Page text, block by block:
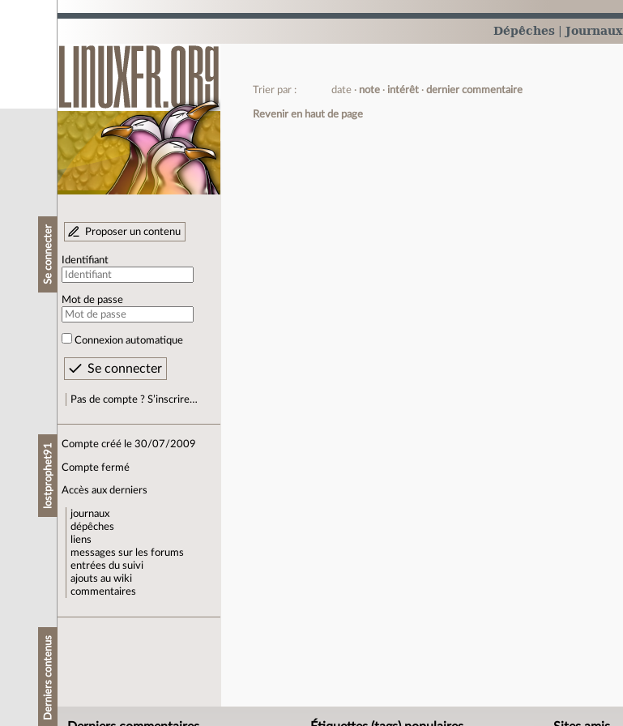
Dépêches Journaux
Se connecter Proposer un contenu
Identifiant
Mot de passe
Connexion automatique
Pas de compte ? S’inscrire…
lostprophet91 Compte créé le 30/07/2009
Compte fermé
Accès aux derniers
journaux
dépêches
liens
messages sur les forums
entrées du suivi
ajouts au wiki
commentaires
Derniers contenus
Trier par : date note intérêt dernier commentaire
Revenir en haut de page